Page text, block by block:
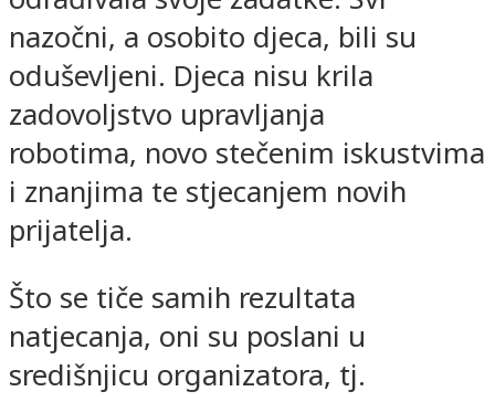
nazočni, a osobito djeca, bili su
oduševljeni. Djeca nisu krila
zadovoljstvo upravljanja
robotima, novo stečenim iskustvima
i znanjima te stjecanjem novih
prijatelja.
Što se tiče samih rezultata
natjecanja, oni su poslani u
središnjicu organizatora, tj.